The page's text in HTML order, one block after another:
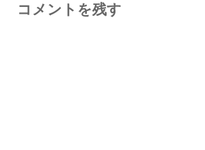
コメントを残す